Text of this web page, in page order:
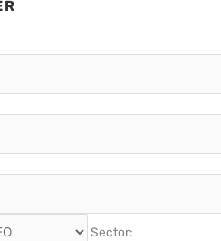
Sector: